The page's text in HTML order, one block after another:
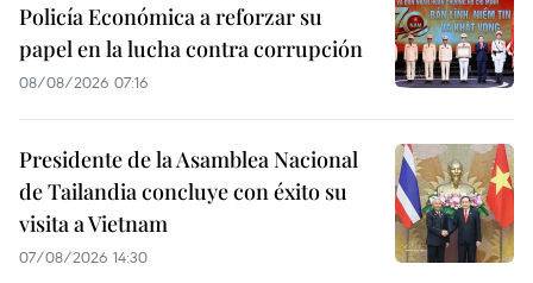
Policía Económica a reforzar su
papel en la lucha contra corrupción
08/08/2026 07:16
Presidente de la Asamblea Nacional
de Tailandia concluye con éxito su
visita a Vietnam
07/08/2026 14:30